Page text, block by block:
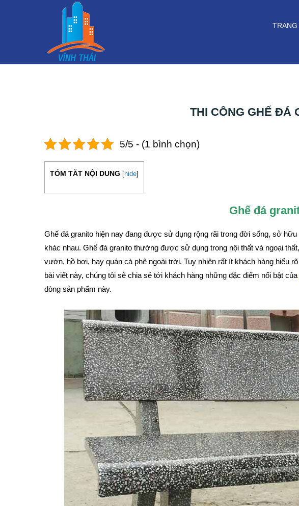
TRANG
THI CÔNG GHẾ ĐÁ
5/5 - (1 bình chọn)
TÓM TẮT NỘI DUNG [hide]
Ghế đá
Ghế đá granito hiện nay đang được sử dụng rộng rãi trong đời sống, sở
khác nhau. Ghế đá granito thường được sử dụng trong nội thất và ngoại
vườn, hồ bơi, hay quán cà phê ngoài trời. Tuy nhiên rất ít khách hàng hiểu
bài viết này, chúng tôi sẽ chia sẻ tới khách hàng những đặc điểm nổi bật của
dòng sản phẩm này.